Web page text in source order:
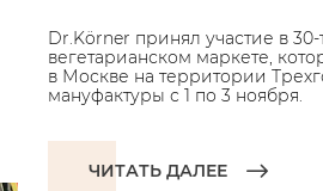
Dr.Körner принял участие в
вегетарианском маркете,
в Москве на территории
мануфактуры с 1 по 3 ноября.
ЧИТАТЬ ДАЛЕЕ